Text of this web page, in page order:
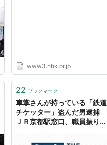
www3.nhk.or.jp
22 ブックマーク
車掌さんが持っている「鉄道
チケッター」盗んだ男逮捕
ＪＲ京都駅窓口、職員振り返
経WEST